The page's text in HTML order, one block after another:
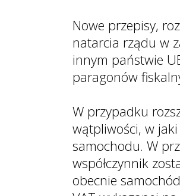
Nowe przepisy,
natarcia rządu w
innym państwie
paragonów
W przypadku
wątpliwości, w
samochodu. W
współczynnik
obecnie